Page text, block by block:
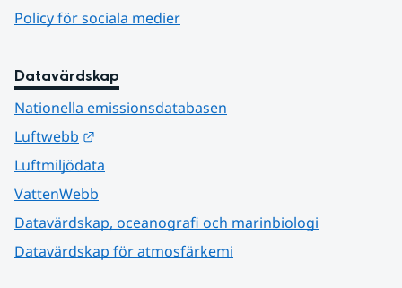
Policy för sociala medier
Datavärdskap
Nationella emissionsdatabasen
Luftwebb
Luftmiljödata
VattenWebb
Datavärdskap, oceanografi och marinbiologi
Datavärdskap för atmosfärkemi